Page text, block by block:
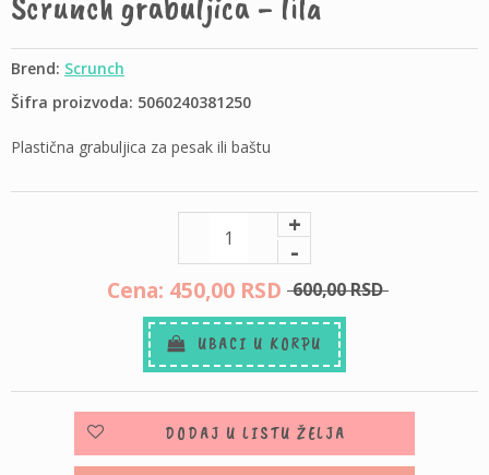
Brend: Scrunch
Šifra proizvoda: 5060240381250
Plastična grabuljica za pesak ili baštu
+
-
Cena: 450,00 RSD 600,00RSD
UBACI U KORPU
DODAJ U LISTU ŽELJA